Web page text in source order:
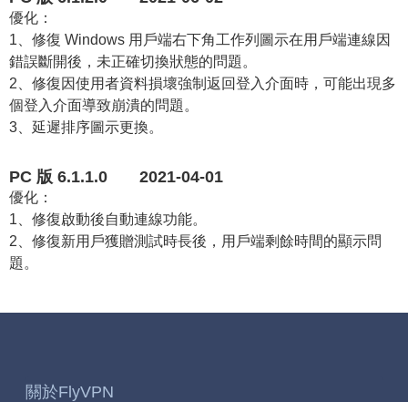
優化：
1、修復 Windows 用戶端右下角工作列圖示在用戶端連線因
錯誤斷開後，未正確切換狀態的問題。
2、修復因使用者資料損壞強制返回登入介面時，可能出現多
個登入介面導致崩潰的問題。
3、延遲排序圖示更換。
PC 版 6.1.1.0 2021-04-01
優化：
1、修復啟動後自動連線功能。
2、修復新用戶獲贈測試時長後，用戶端剩餘時間的顯示問
題。
關於FlyVPN